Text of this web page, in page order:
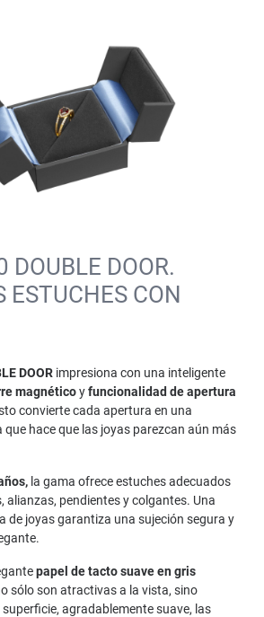
DOUBLE DOOR.
ESTUCHES CON
DOOR impresiona con una inteligente
magnéticoyfuncionalidad de apertura
convierte cada apertura en una
que hace que las joyas parezcan aún más
la gama ofrece estuches adecuados
alianzas, pendientes y colgantes. Una
de joyas garantiza una sujeción segura y
papel de tacto suave en gris
sólo son atractivas a la vista, sino
agradablemente suave, las